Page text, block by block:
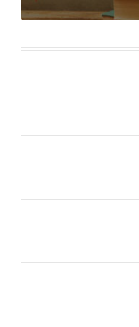
من الفنون
الإسلامية
حيث يحرص